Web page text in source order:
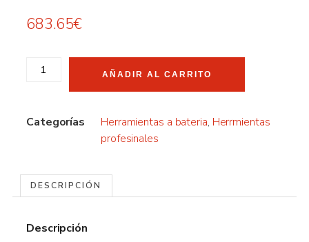
683.65€
AÑADIR AL CARRITO
Categorías Herramientas a bateria, Herrmientas
profesinales
DESCRIPCIÓN
Descripción